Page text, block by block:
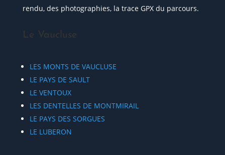
rendu, des photographies, la trace GPX du parcours.
Le Vaucluse
LES MONTS DE VAUCLUSE
LE PAYS DE SAULT
LE VENTOUX
LES DENTELLES DE MONTMIRAIL
LE PAYS DES SORGUES
LE LUBERON